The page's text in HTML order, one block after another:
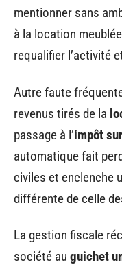
mentionner sans
à la location
requalifier l’activité
Autre faute
revenus tirés de la
passage à l’impôt
automatique fait
civiles et enclenche
différente de celle
La gestion fiscale
société au guichet